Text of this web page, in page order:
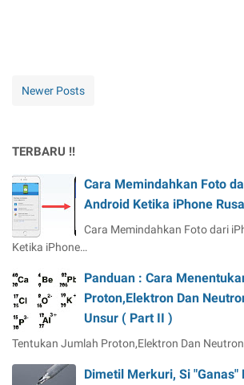
Newer Posts
TERBARU !!
Cara Memindahkan Foto
Android Ketika iPhone
Cara Memindahkan Foto dari
Ketika iPhone…
Panduan : Cara
Proton,Elektron Dan
Unsur ( Part II )
Tentukan Jumlah Proton,Elektron Dan
Dimetil Merkuri, Si "Ganas"